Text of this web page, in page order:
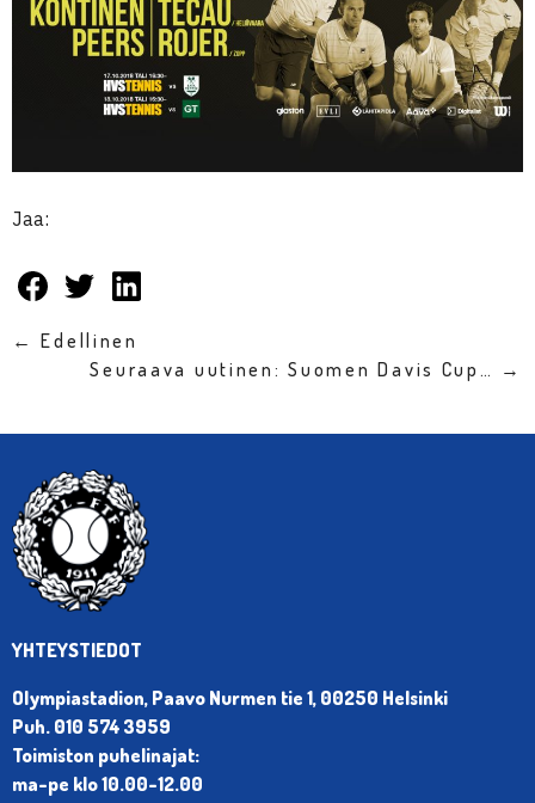
Jaa:
← Edellinen
Seuraava uutinen: Suomen Davis Cup… →
YHTEYSTIEDOT
Olympiastadion, Paavo Nurmen tie 1, 00250 Helsinki
Puh. 010 574 3959
Toimiston puhelinajat:
ma-pe klo 10.00-12.00